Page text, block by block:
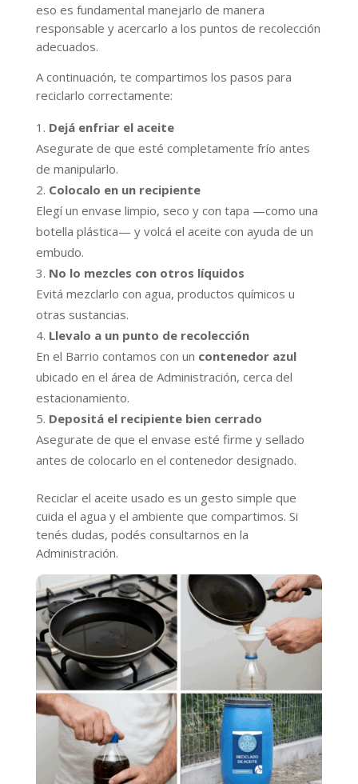
eso es fundamental manejarlo de manera
responsable y acercarlo a los puntos de recolección
adecuados.
A continuación, te compartimos los pasos para
reciclarlo correctamente:
Dejá enfriar el aceite
Asegurate de que esté completamente frío antes
de manipularlo.
Colocalo en un recipiente
Elegí un envase limpio, seco y con tapa —como una
botella plástica— y volcá el aceite con ayuda de un
embudo.
No lo mezcles con otros líquidos
Evitá mezclarlo con agua, productos químicos u
otras sustancias.
Llevalo a un punto de recolección
En el Barrio contamos con un contenedor azul
ubicado en el área de Administración, cerca del
estacionamiento.
Depositá el recipiente bien cerrado
Asegurate de que el envase esté firme y sellado
antes de colocarlo en el contenedor designado.
Reciclar el aceite usado es un gesto simple que
cuida el agua y el ambiente que compartimos. Si
tenés dudas, podés consultarnos en la
Administración.